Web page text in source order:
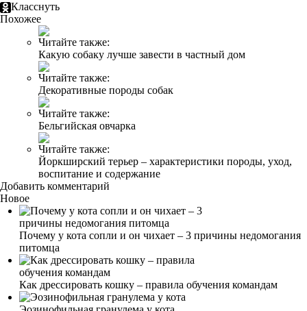
Класснуть
Похожее
Читайте также:
Какую собаку лучше завести в частный дом
Читайте также:
Декоративные породы собак
Читайте также:
Бельгийская овчарка
Читайте также:
Йоркширский терьер – характеристики породы, уход,
воспитание и содержание
Добавить комментарий
Новое
Почему у кота сопли и он чихает – 3 причины недомогания
питомца
Как дрессировать кошку – правила обучения командам